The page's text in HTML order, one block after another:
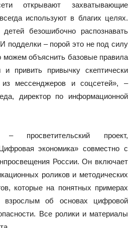
открывают захватывающие
используют в благих целях.
безошибочно распознавать
– порой это не под силу
можем объяснить базовые правила
и привить привычку скептически
из мессенджеров и соцсетей», –
директор по информационной
просветительский проект,
экономика» совместно с
России. Он включает
роликов и методических
которые на понятных примерах
взрослым об основах цифровой
Все ролики и материалы